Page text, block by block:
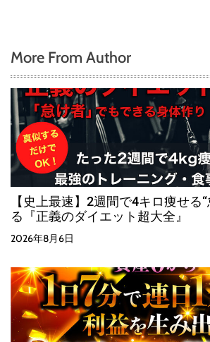
More From Author
【史上最速】2週間で4キロ痩せる
る『正義のダイエット超大全』
2026年8月6日